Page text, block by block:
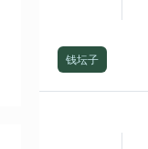
钱坛子